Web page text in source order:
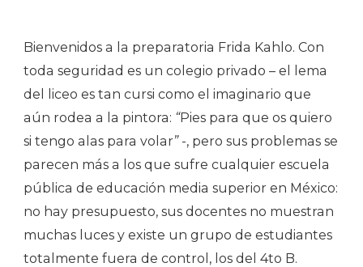
Bienvenidos a la preparatoria Frida Kahlo. Con
toda seguridad es un colegio privado – el lema
del liceo es tan cursi como el imaginario que
aún rodea a la pintora: “Pies para que os quiero
si tengo alas para volar”-, pero sus problemas se
parecen más a los que sufre cualquier escuela
pública de educación media superior en México:
no hay presupuesto, sus docentes no muestran
muchas luces y existe un grupo de estudiantes
totalmente fuera de control, los del 4to B.